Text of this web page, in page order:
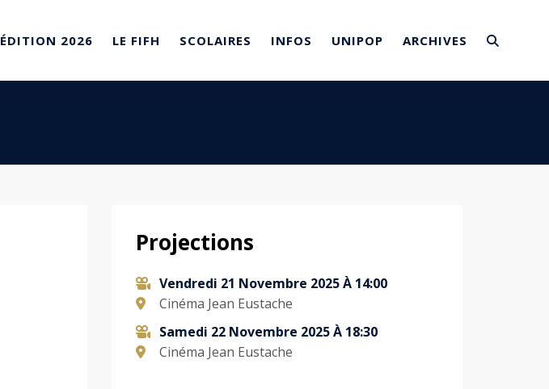
ÉDITION 2026 LE FIFH SCOLAIRES INFOS UNIPOP ARCHIVES
Projections
Vendredi 21 Novembre 2025 À 14:00
Cinéma Jean Eustache
Samedi 22 Novembre 2025 À 18:30
Cinéma Jean Eustache